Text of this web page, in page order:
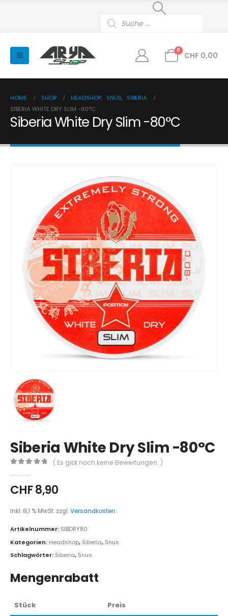
search
0
CHF 0,00
HOME SHOP HEADSHOP, SNUS, SIBERIA
SIBERIA WHITE DRY SLIM -80°C
Siberia White Dry Slim -80°C
Siberia White Dry Slim -80°C
( Es gibt noch keine Bewertungen. )
CHF8,90
inkl. 8,1 % MwSt. zzgl.Versandkosten
Artikelnummer: SIBDRY80
Kategorien: Headshop, Siberia, Snus
Schlagwörter: Siberia, Snus
Mengenrabatt
Stück
Preis